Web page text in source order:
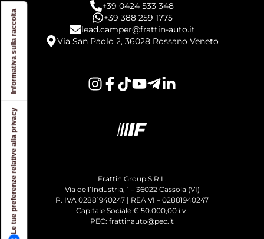
+39 0424 533 348
+39 388 259 1775
lead.camper@frattin-auto.it
Via San Paolo 2, 36028 Rossano Veneto
Frattin Group S.R.L.
Via dell’Industria, 1 – 36022 Cassola (VI)
P. IVA 02881940247 | REA VI – 02881940247
Capitale Sociale € 50.000,00 i.v.
PEC: frattinauto@pec.it
Le tue preferenze relative alla privacy
Informativa sulla raccolta